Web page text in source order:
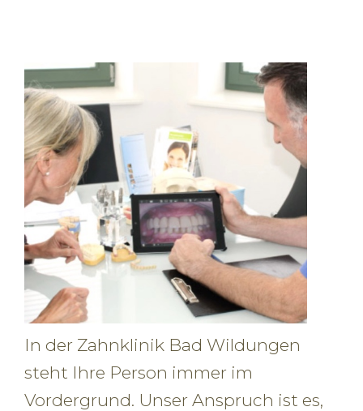
In der Zahnklinik Bad Wildungen
steht Ihre Person immer im
Vordergrund. Unser Anspruch ist es,